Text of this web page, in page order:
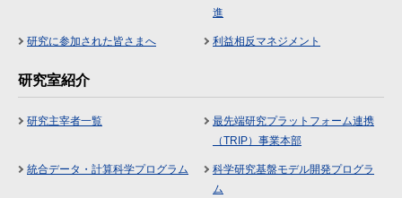
進
研究に参加された皆さまへ 利益相反マネジメント
研究室紹介
研究主宰者一覧
最先端研究プラットフォーム連携
（TRIP）事業本部
統合データ・計算科学プログラム
科学研究基盤モデル開発プログラ
ム